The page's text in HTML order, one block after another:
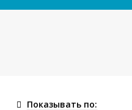
Показывать по: